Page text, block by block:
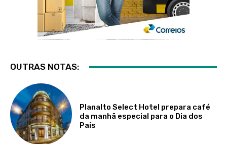
OUTRAS NOTAS:
Planalto Select Hotel prepara café
da manhã especial para o Dia dos
Pais